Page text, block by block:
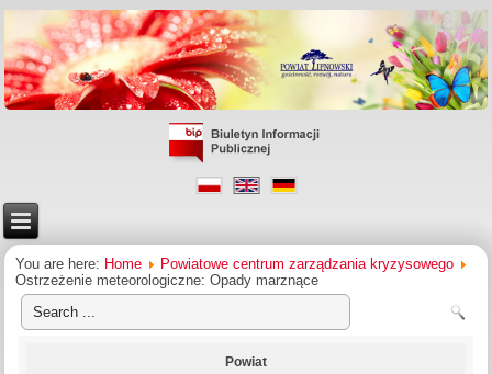
You are here: Home
Powiatowe centrum zarządzania kryzysowego
Ostrzeżenie meteorologiczne: Opady marznące
Powiat